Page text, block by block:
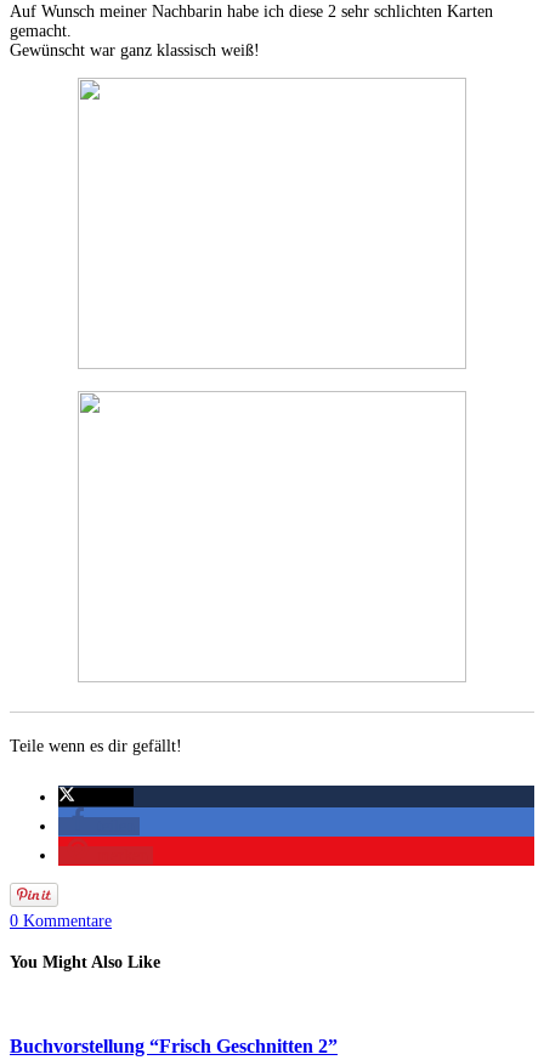
Auf Wunsch meiner Nachbarin habe ich diese 2 sehr schlichten Karten
gemacht.
Gewünscht war ganz klassisch weiß!
Teile wenn es dir gefällt!
0 Kommentare
You Might Also Like
Buchvorstellung “Frisch Geschnitten 2”